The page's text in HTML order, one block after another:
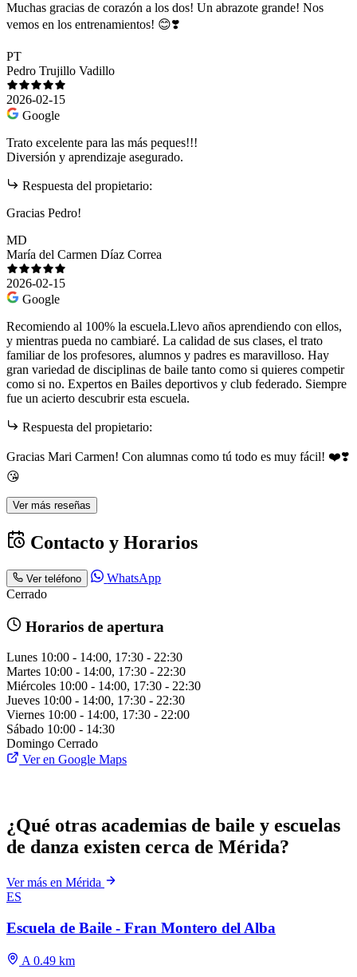
Muchas gracias de corazón a los dos! Un abrazote grande! Nos
vemos en los entrenamientos! 😊❣️
PT
Pedro Trujillo Vadillo
2026-02-15
Google
Trato excelente para las más peques!!!
Diversión y aprendizaje asegurado.
Respuesta del propietario:
Gracias Pedro!
MD
María del Carmen Díaz Correa
2026-02-15
Google
Recomiendo al 100% la escuela.Llevo años aprendiendo con ellos,
y mientras pueda no cambiaré. La calidad de sus clases, el trato
familiar de los profesores, alumnos y padres es maravilloso. Hay
gran variedad de disciplinas de baile tanto como si quieres competir
como si no. Expertos en Bailes deportivos y club federado. Siempre
fue un acierto descubrir esta escuela.
Respuesta del propietario:
Gracias Mari Carmen! Con alumnas como tú todo es muy fácil! ❤️❣️
😘
Ver más reseñas
Contacto y Horarios
Ver teléfono
WhatsApp
Cerrado
Horarios de apertura
Lunes 10:00 - 14:00, 17:30 - 22:30
Martes 10:00 - 14:00, 17:30 - 22:30
Miércoles 10:00 - 14:00, 17:30 - 22:30
Jueves 10:00 - 14:00, 17:30 - 22:30
Viernes 10:00 - 14:00, 17:30 - 22:00
Sábado 10:00 - 14:30
Domingo Cerrado
Ver en Google Maps
¿Qué otras academias de baile y escuelas
de danza existen cerca de Mérida?
Ver más en Mérida
ES
Escuela de Baile - Fran Montero del Alba
A 0.49 km